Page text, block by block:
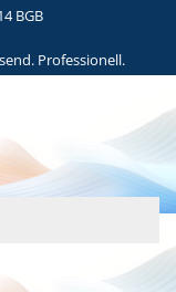
BGB
Professionell.